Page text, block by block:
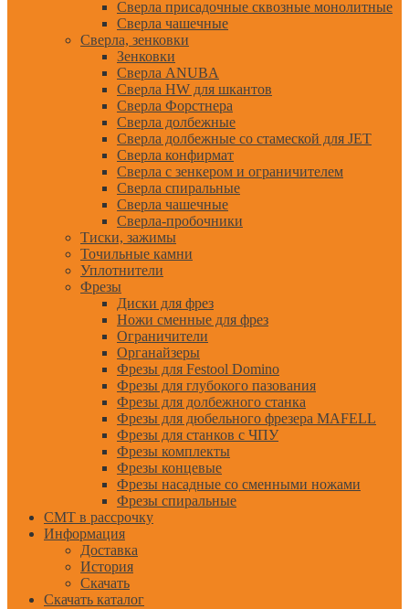
Сверла присадочные сквозные монолитные
Сверла чашечные
Сверла, зенковки
Зенковки
Сверла ANUBA
Сверла HW для шкантов
Сверла Форстнера
Сверла долбежные
Сверла долбежные со стамеской для JET
Сверла конфирмат
Сверла с зенкером и ограничителем
Сверла спиральные
Сверла чашечные
Сверла-пробочники
Тиски, зажимы
Точильные камни
Уплотнители
Фрезы
Диски для фрез
Ножи сменные для фрез
Ограничители
Органайзеры
Фрезы для Festool Domino
Фрезы для глубокого пазования
Фрезы для долбежного станка
Фрезы для дюбельного фрезера MAFELL
Фрезы для станков с ЧПУ
Фрезы комплекты
Фрезы концевые
Фрезы насадные со сменными ножами
Фрезы спиральные
CMT в рассрочку
Информация
Доставка
История
Скачать
Скачать каталог